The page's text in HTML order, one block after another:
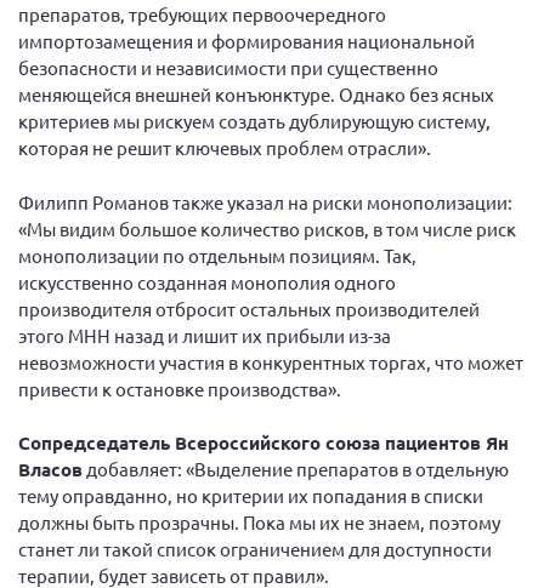
препаратов, требующих первоочередного
импортозамещения и формирования национальной
безопасности и независимости при существенно
меняющейся внешней конъюнктуре. Однако без ясных
критериев мы рискуем создать дублирующую систему,
которая не решит ключевых проблем отрасли».
Филипп Романов также указал на риски монополизации:
«Мы видим большое количество рисков, в том числе риск
монополизации по отдельным позициям. Так,
искусственно созданная монополия одного
производителя отбросит остальных производителей
этого МНН назад и лишит их прибыли из-за
невозможности участия в конкурентных торгах, что может
привести к остановке производства».
Сопредседатель Всероссийского союза пациентов Ян
Власов добавляет: «Выделение препаратов в отдельную
тему оправданно, но критерии их попадания в списки
должны быть прозрачны. Пока мы их не знаем, поэтому
станет ли такой список ограничением для доступности
терапии, будет зависеть от правил».